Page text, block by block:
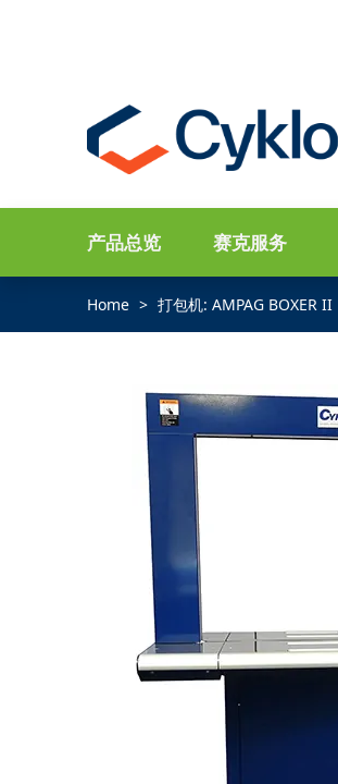
产品总览 赛克服务
Home 打包机: AMPAG BOXER II